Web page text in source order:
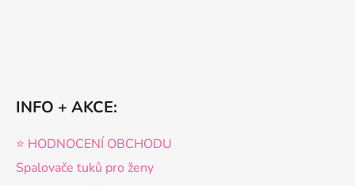
INFO + AKCE:
⭐️ HODNOCENÍ OBCHODU
Spalovače tuků pro ženy